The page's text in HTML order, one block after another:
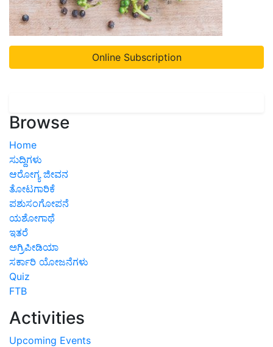
Online Subscription
Browse
Home
ಸುದ್ದಿಗಳು
ಆರೋಗ್ಯ ಜೀವನ
ತೋಟಗಾರಿಕೆ
ಪಶುಸಂಗೋಪನೆ
ಯಶೋಗಾಥೆ
ಇತರೆ
ಅಗ್ರಿಪೀಡಿಯಾ
ಸರ್ಕಾರಿ ಯೋಜನೆಗಳು
Quiz
FTB
Activities
Upcoming Events